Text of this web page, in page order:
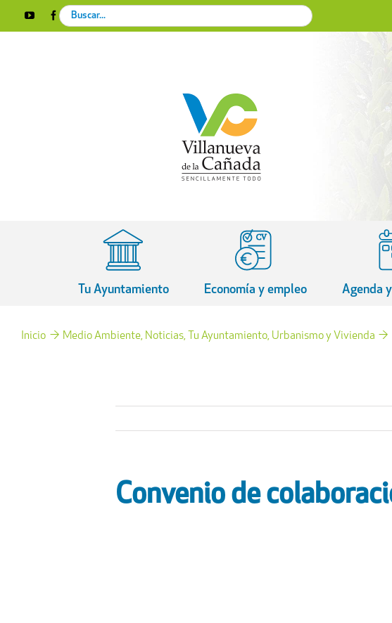
YouTubeFacebookInstagram
X
Search
for:
Tu Ayuntamiento Economía y empleo Agenda
Inicio Medio Ambiente Noticias Tu Ayuntamiento Urbanismo y Vivienda
Convenio de